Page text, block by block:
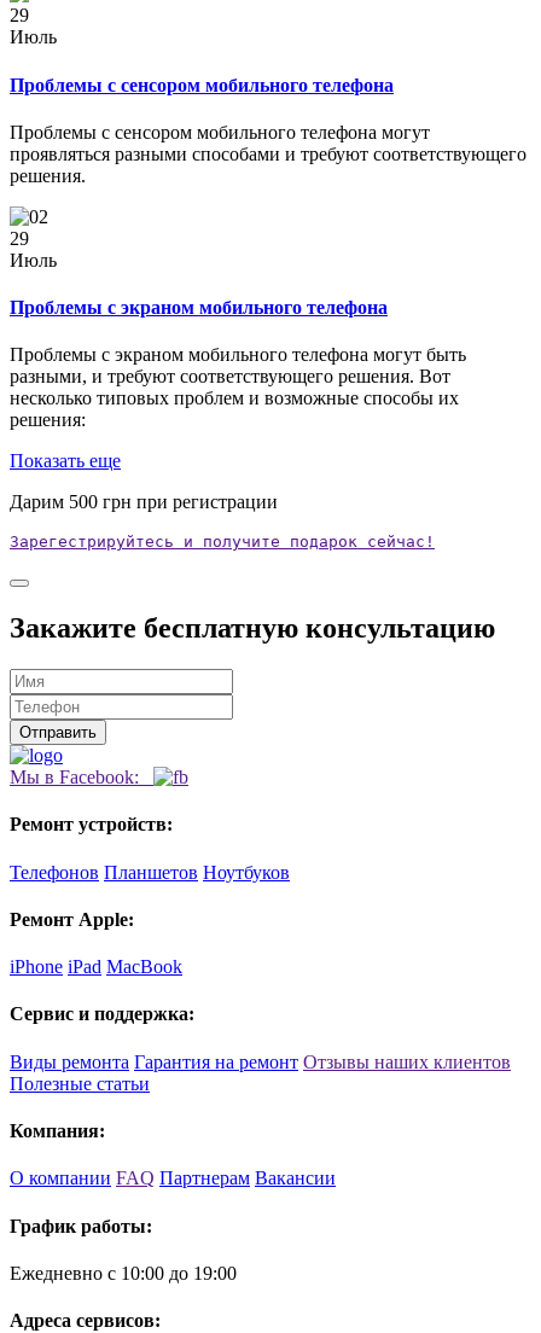
29
Июль
Проблемы с сенсором мобильного телефона
Проблемы с сенсором мобильного телефона могут
проявляться разными способами и требуют соответствующего
решения.
29
Июль
Проблемы с экраном мобильного телефона
Проблемы с экраном мобильного телефона могут быть
разными, и требуют соответствующего решения. Вот
несколько типовых проблем и возможные способы их
решения:
Показать еще
Дарим 500 грн при регистрации
Зарегестрируйтесь и получите подарок сейчас!
Закажите бесплатную консультацию
Мы в Facebook:
Ремонт устройств:
Телефонов Планшетов Ноутбуков
Ремонт Apple:
iPhone iPad MacBook
Сервис и поддержка:
Виды ремонта Гарантия на ремонт Отзывы наших клиентов
Полезные статьи
Компания:
О компании FAQ Партнерам Вакансии
График работы:
Ежедневно с 10:00 до 19:00
Адреса сервисов: